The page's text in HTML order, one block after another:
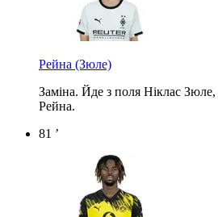
Рейна (Зюле)
Заміна. Йде з поля Ніклас
Рейна.
81 ’